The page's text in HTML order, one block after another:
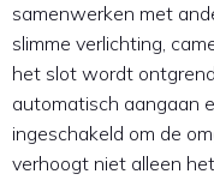
samenwerken met
slimme verlichting,
het slot wordt
automatisch aangaan
ingeschakeld om de
verhoogt niet alleen